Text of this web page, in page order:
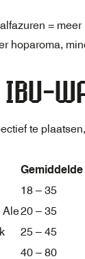
= meer
hoparoma,
te
Gemiddelde
18 – 35
Ale20 – 35
25 – 45
40 – 80